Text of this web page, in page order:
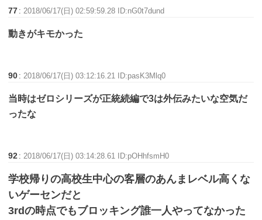
77 :2018/06/17(日) 02:59:59.28 ID:nG0t7dund
動きがキモかった
90 :2018/06/17(日) 03:12:16.21 ID:pasK3Mlq0
当時はゼロシリーズが正統続編で3は外伝みたいな空気だ
ったな
92 :2018/06/17(日) 03:14:28.61 ID:pOHhfsmH0
学校帰りの高校生中心の客層のあんまレベル高くな
いゲーセンだと
3rdの時点でもブロッキング誰一人やってなかった